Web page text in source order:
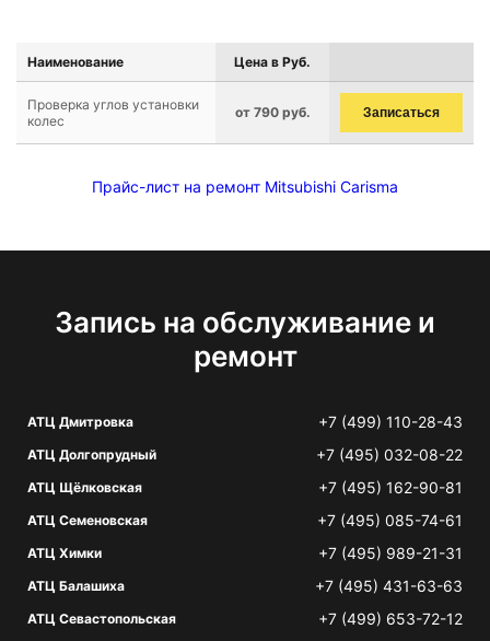
Наименование Цена в Руб.
Проверка углов установки
колес
от 790 руб. Записаться
Прайс-лист на ремонт Mitsubishi Carisma
Запись на обслуживание и
ремонт
АТЦ Дмитровка +7 (499) 110-28-43
АТЦ Долгопрудный +7 (495) 032-08-22
АТЦ Щёлковская +7 (495) 162-90-81
АТЦ Семеновская +7 (495) 085-74-61
АТЦ Химки +7 (495) 989-21-31
АТЦ Балашиха +7 (495) 431-63-63
АТЦ Севастопольская +7 (499) 653-72-12